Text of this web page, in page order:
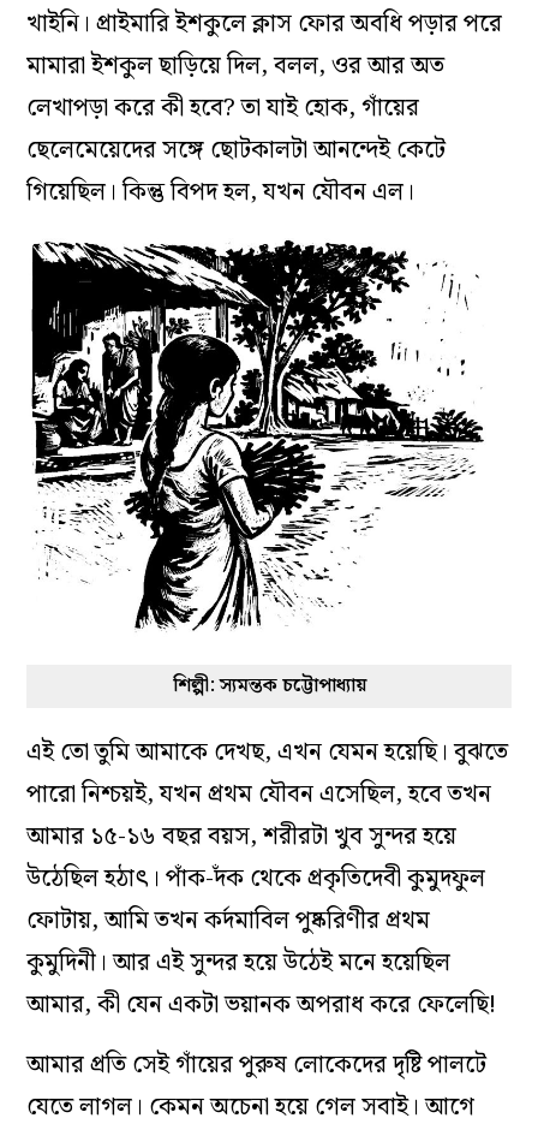
খাইনি। প্রাইমারি ইশকুলে ক্লাস ফোর অবধি পড়ার পরে
মামারা ইশকুল ছাড়িয়ে দিল, বলল, ওর আর অত
লেখাপড়া করে কী হবে? তা যাই হোক, গাঁয়ের
ছেলেমেয়েদের সঙ্গে ছোটকালটা আনন্দেই কেটে
গিয়েছিল। কিন্তু বিপদ হল, যখন যৌবন এল।
শিল্পী: স্যমন্তক চট্টোপাধ্যায়
এই তো তুমি আমাকে দেখছ, এখন যেমন হয়েছি। বুঝতে
পারো নিশ্চয়ই, যখন প্রথম যৌবন এসেছিল, হবে তখন
আমার ১৫-১৬ বছর বয়স, শরীরটা খুব সুন্দর হয়ে
উঠেছিল হঠাৎ। পাঁক-দঁক থেকে প্রকৃতিদেবী কুমুদফুল
ফোটায়, আমি তখন কর্দমাবিল পুষ্করিণীর প্রথম
কুমুদিনী। আর এই সুন্দর হয়ে উঠেই মনে হয়েছিল
আমার, কী যেন একটা ভয়ানক অপরাধ করে ফেলেছি!
আমার প্রতি সেই গাঁয়ের পুরুষ লোকেদের দৃষ্টি পালটে
যেতে লাগল। কেমন অচেনা হয়ে গেল সবাই। আগে